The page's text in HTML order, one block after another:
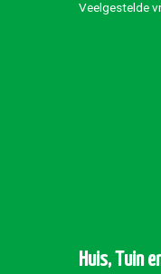
Veelgestelde
Huis, Tuin